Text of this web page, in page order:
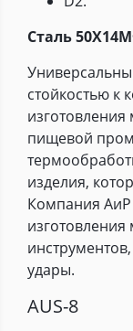
Сталь
стойкостью к
пищевой
изделия,
Компания АиР
удары.
AUS-8